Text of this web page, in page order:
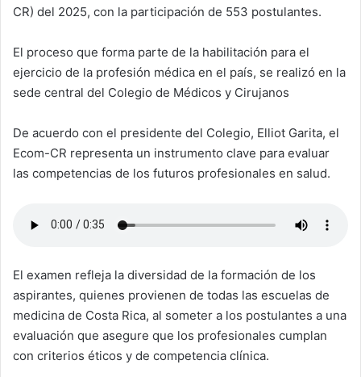
CR) del 2025, con la participación de 553 postulantes.
El proceso que forma parte de la habilitación para el
ejercicio de la profesión médica en el país, se realizó en la
sede central del Colegio de Médicos y Cirujanos
De acuerdo con el presidente del Colegio, Elliot Garita, el
Ecom-CR representa un instrumento clave para evaluar
las competencias de los futuros profesionales en salud.
El examen refleja la diversidad de la formación de los
aspirantes, quienes provienen de todas las escuelas de
medicina de Costa Rica, al someter a los postulantes a una
evaluación que asegure que los profesionales cumplan
con criterios éticos y de competencia clínica.